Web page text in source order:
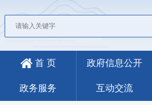
首 页 政府信息公开
政务服务 互动交流